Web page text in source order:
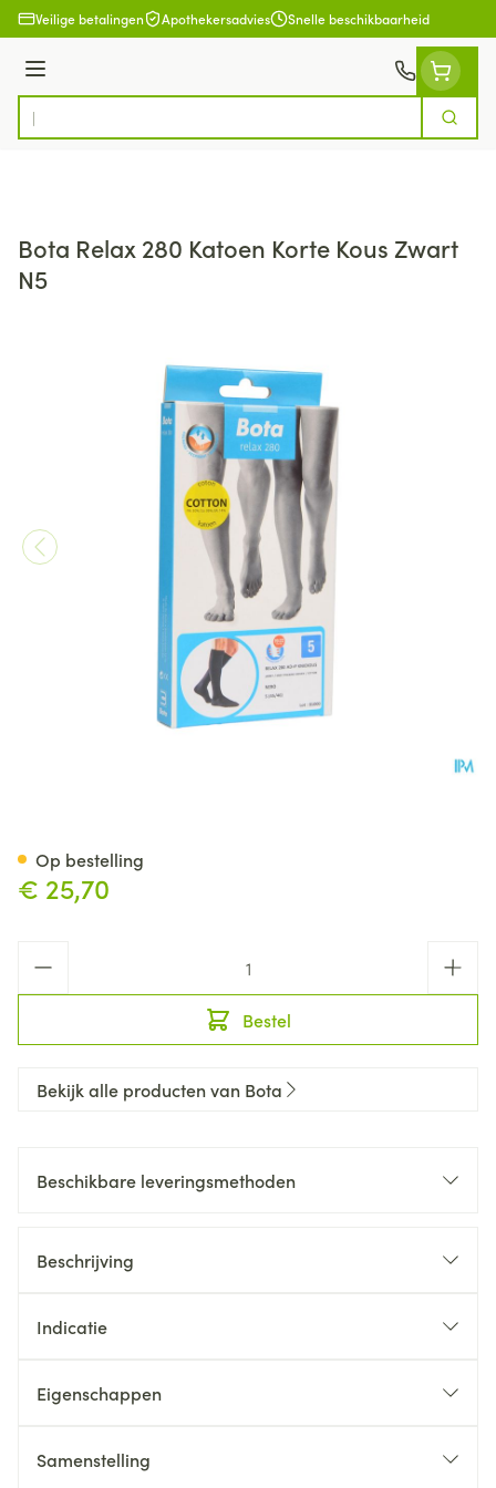
Ga naar de inhoud
Veilige betalingen Apothekersadvies Snelle beschikbaarheid
Menu
Product, merk, categorie...
Zoek
Bota Relax 280 Katoen Korte Kous Zwart
N5
€ 25,70
Bestel
Op bestelling
Bekijk alle producten van Bota
Beschikbare leveringsmethoden
Beschrijving
Indicatie
Eigenschappen
Samenstelling